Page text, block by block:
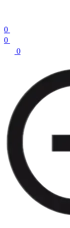
0
0
0